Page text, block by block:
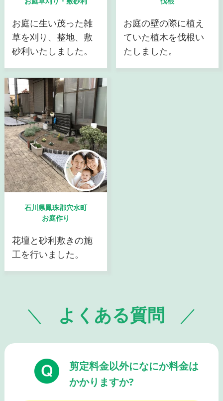
お庭に生い茂った雑
草を刈り、整地、敷
砂利いたしました。
お庭の壁の際に植え
ていた植木を伐根い
たしました。
石川県鳳珠郡穴水町
お庭作り
花壇と砂利敷きの施
工を行いました。
よくある質問
剪定料金以外になにか料金は
かかりますか?